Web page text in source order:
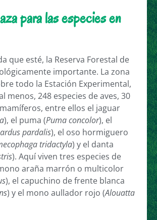
para las especies en
que esté, la Reserva Forestal de
importante. La zona
todo la Estación Experimental,
menos, 248 especies de aves, 30
entre ellos el jaguar
), el puma (Puma concolor), el
pardalis), el oso hormiguero
tridactyla) y el danta
). Aquí viven tres especies de
araña marrón o multicolor
), el capuchino de frente blanca
) y el mono aullador rojo (Alouatta